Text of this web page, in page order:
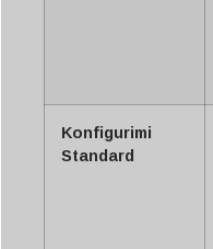
Konfigurimi
Standard